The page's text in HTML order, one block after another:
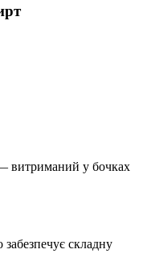
витриманий у бочках
складну